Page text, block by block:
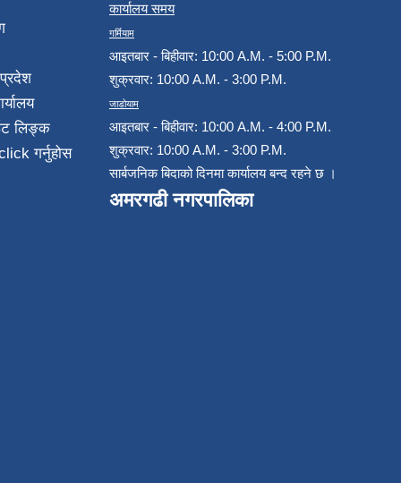
लिङ्क
गर्नुहोस
कार्यालय समय
गर्मियाम
आइतबार - बिहीवार: 10:00 A.M. - 5:00 P.M.
शुक्रवार: 10:00 A.M. - 3:00 P.M.
जाडोयाम
आइतबार - बिहीवार: 10:00 A.M. - 4:00 P.M.
शुक्रवार: 10:00 A.M. - 3:00 P.M.
सार्बजनिक बिदाको दिनमा कार्यालय बन्द रहने छ ।
अमरगढी नगरपालिका